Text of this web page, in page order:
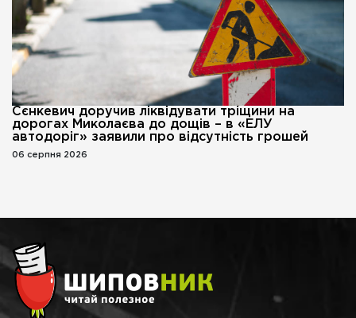
Сєнкевич доручив ліквідувати тріщини на
дорогах Миколаєва до дощів – в «ЕЛУ
автодоріг» заявили про відсутність грошей
06 серпня 2026